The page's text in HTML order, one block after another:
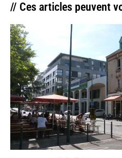
// Ces articles peuvent